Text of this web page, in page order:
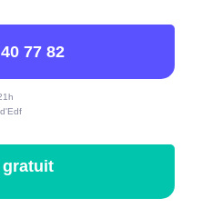
77 82
gratuit